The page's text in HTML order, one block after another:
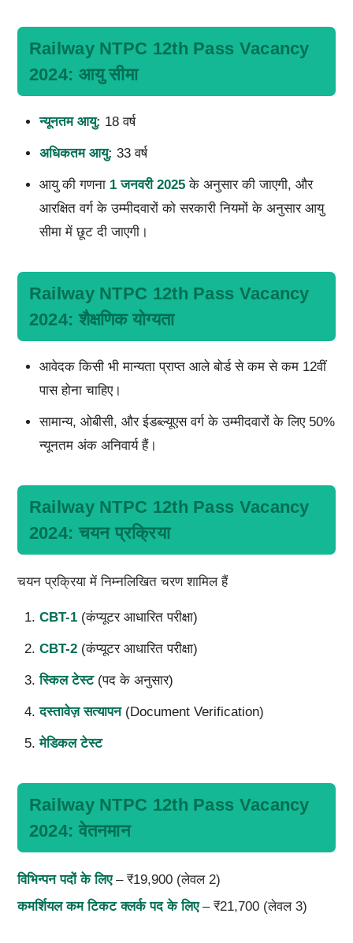
Railway NTPC 12th Pass Vacancy
2024: आयु सीमा
न्यूनतम आयु: 18 वर्ष
अधिकतम आयु: 33 वर्ष
आयु की गणना 1 जनवरी 2025के अनुसार की जाएगी, और
आरक्षित वर्ग के उम्मीदवारों को सरकारी नियमों के अनुसार आयु
सीमा में छूट दी जाएगी।
Railway NTPC 12th Pass Vacancy
2024: शैक्षणिक योग्यता
आवेदक किसी भी मान्यता प्राप्त आले बोर्ड से कम से कम 12वीं
पास होना चाहिए।
सामान्य, ओबीसी, और ईडब्ल्यूएस वर्ग के उम्मीदवारों के लिए 50%
न्यूनतम अंक अनिवार्य हैं।
Railway NTPC 12th Pass Vacancy
2024: चयन प्रक्रिया
चयन प्रक्रिया में निम्नलिखित चरण शामिल हैं
CBT-1(कंप्यूटर आधारित परीक्षा)
CBT-2(कंप्यूटर आधारित परीक्षा)
स्किल टेस्ट(पद के अनुसार)
दस्तावेज़ सत्यापन(Document Verification)
मेडिकल टेस्ट
Railway NTPC 12th Pass Vacancy
2024: वेतनमान
विभिन्पन पदों के लिए– ₹19,900 (लेवल 2)
कमर्शियल कम टिकट क्लर्क पद के लिए– ₹21,700 (लेवल 3)